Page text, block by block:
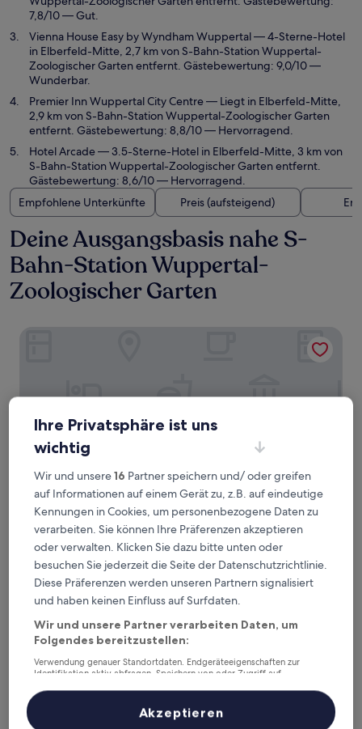
7,8/10 — Gut.
Vienna House Easy by Wyndham Wuppertal— 4-Sterne-Hotel
in Elberfeld-Mitte, 2,7 km von S-Bahn-Station Wuppertal-
Zoologischer Garten entfernt. Gästebewertung: 9,0/10 —
Wunderbar.
Premier Inn Wuppertal City Centre— Liegt in Elberfeld-Mitte,
2,9 km von S-Bahn-Station Wuppertal-Zoologischer Garten
entfernt. Gästebewertung: 8,8/10 — Hervorragend.
Hotel Arcade— 3.5-Sterne-Hotel in Elberfeld-Mitte, 3 km von
S-Bahn-Station Wuppertal-Zoologischer Garten entfernt.
Gästebewertung: 8,6/10 — Hervorragend.
Empfohlene Unterkünfte
Preis (aufsteigend)
Deine Ausgangsbasis nahe S-
Bahn-Station Wuppertal-
Zoologischer Garten
Holiday Inn Express Wuppertal -
Hauptbahnhof by IHG
Holiday Inn Express Wuppertal - Hauptbahnhof by IHG
Elberfeld-Mitte, 3,1 km von S-Bahn-Station Wuppertal-
Zoologischer Garten entfernt
8.8
10,
Hervorragend,
(704
Bewertungen)
8,8/10 Hervorragend (704 Bewertungen)
16. Aug.–17. Aug.
Holiday Inn Express Wuppertal - Hauptbahnhof by IHG
Waldhotel Eskeshof
Ihre Privatsphäre ist uns
wichtig
Wir und unsere16 Partner speichern und/ oder greifen
auf Informationen auf einem Gerät zu, z.B. auf eindeutige
Kennungen in Cookies, um personenbezogene Daten zu
verarbeiten. Sie können Ihre Präferenzen akzeptieren
oder verwalten. Klicken Sie dazu bitte unten oder
besuchen Sie jederzeit die Seite der Datenschutzrichtlinie.
Diese Präferenzen werden unseren Partnern signalisiert
und haben keinen Einfluss auf Surfdaten.
Wir und unsere Partner verarbeiten Daten, um
Folgendes bereitzustellen:
Verwendung genauer Standortdaten. Endgeräteeigenschaften zur
Identifikation aktiv abfragen. Speichern von oder Zugriff auf
Inhalte, Messung von Werbeleistung und der Performance von Inhalten,
Zielgruppenforschung sowie Entwicklung und Verbesserung von
Akzeptieren